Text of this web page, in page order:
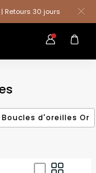
| Retours 30 jours
Boucles d'oreilles Or